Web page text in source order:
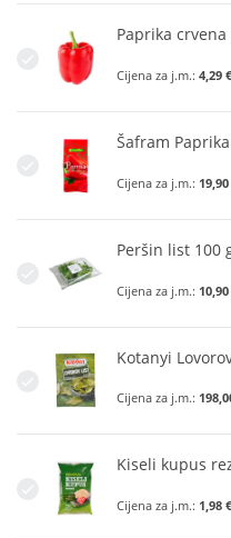
Paprika crvena
Cijena za j.m.: 4,29
Šafram
Cijena za j.m.:
Peršin list 100
Cijena za j.m.:
Kotanyi
Cijena za j.m.:
Kiseli kupus
Cijena za j.m.: 1,98